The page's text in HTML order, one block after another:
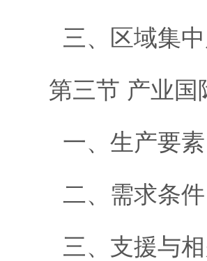
三、区域集中
第三节 产业国
一、生产要素
二、需求条件
三、支援与相